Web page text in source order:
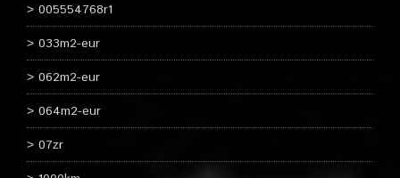
005554768r1
033m2-eur
062m2-eur
064m2-eur
07zr